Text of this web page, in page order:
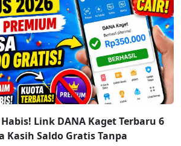
Link DANA Kaget Terbaru 6
Kasih Saldo Gratis Tanpa